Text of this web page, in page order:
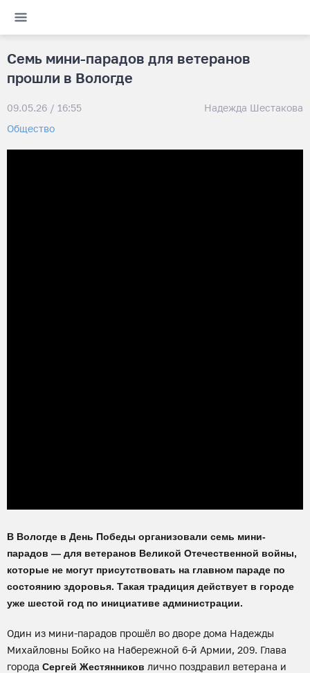
Семь мини-парадов для ветеранов
прошли в Вологде
09.05.26 / 16:55
Надежда Шестакова
Общество
В Вологде в День Победы организовали семь мини-
парадов — для ветеранов Великой Отечественной войны,
которые не могут присутствовать на главном параде по
состоянию здоровья. Такая традиция действует в городе
уже шестой год по инициативе администрации.
Один из мини-парадов прошёл во дворе дома Надежды
Михайловны Бойко на Набережной 6-й Армии, 209. Глава
города Сергей Жестянников лично поздравил ветерана и